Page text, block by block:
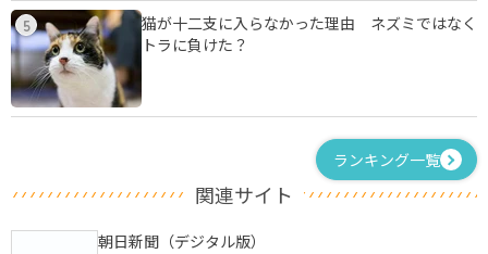
5
猫が十二支に入らなかった理由 ネズミではなく
トラに負けた？
ランキング一覧
関連サイト
朝日新聞（デジタル版）